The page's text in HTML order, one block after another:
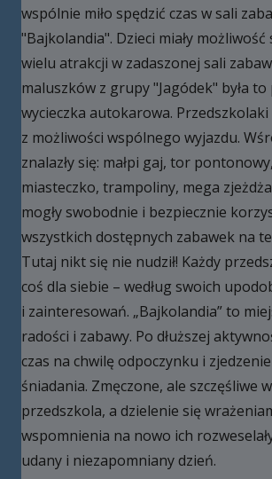
wspólnie miło spędzić czas w sali
"Bajkolandia". Dzieci miały
wielu atrakcji w zadaszonej sali
maluszków z grupy "Jagódek" była to
wycieczka autokarowa. Przedszkolaki
z możliwości wspólnego wyjazdu.
znalazły się: małpi gaj, tor
miasteczko, trampoliny, mega
mogły swobodnie i bezpiecznie
wszystkich dostępnych zabawek na
Tutaj nikt się nie nudził! Każdy
coś dla siebie – według swoich
i zainteresowań. „Bajkolandia” to
radości i zabawy. Po dłuższej
czas na chwilę odpoczynku i
śniadania. Zmęczone, ale szczęśliwe
przedszkola, a dzielenie się
wspomnienia na nowo ich
udany i niezapomniany dzień.